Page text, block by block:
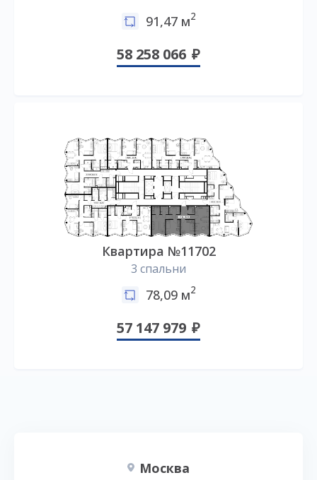
91,47 м2
58 258 066
Квартира №11702
3 спальни
78,09 м2
57 147 979
Москва